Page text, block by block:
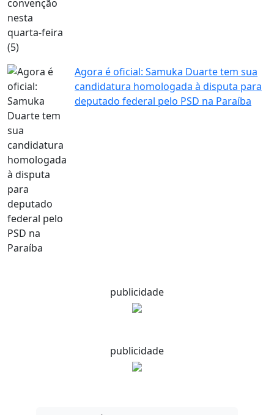
Agora é oficial: Samuka Duarte tem sua
candidatura homologada à disputa para
deputado federal pelo PSD na Paraíba
publicidade
publicidade